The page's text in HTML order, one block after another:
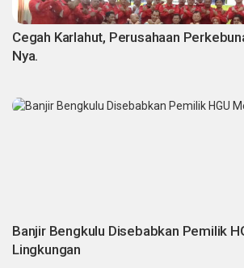
Cegah Karlahut, Perusahaan
Nya.
Banjir Bengkulu Disebabkan Pemilik
Lingkungan